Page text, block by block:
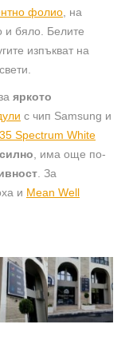
фолио , на
и бяло. Белите
изпъкват на
яркото
с чип Samsung и
Spectrum White
, има още по-
. За
и Mean Well